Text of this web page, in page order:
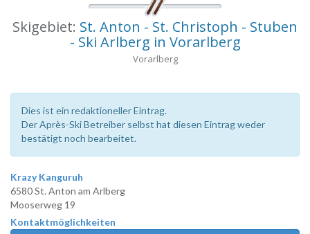
Skigebiet: St. Anton - St. Christoph - Stuben
- Ski Arlberg in Vorarlberg
Vorarlberg
Dies ist ein redaktioneller Eintrag.
Der Après-Ski Betreiber selbst hat diesen Eintrag weder
bestätigt noch bearbeitet.
Krazy Kanguruh
6580 St. Anton am Arlberg
Mooserweg 19
Kontaktmöglichkeiten